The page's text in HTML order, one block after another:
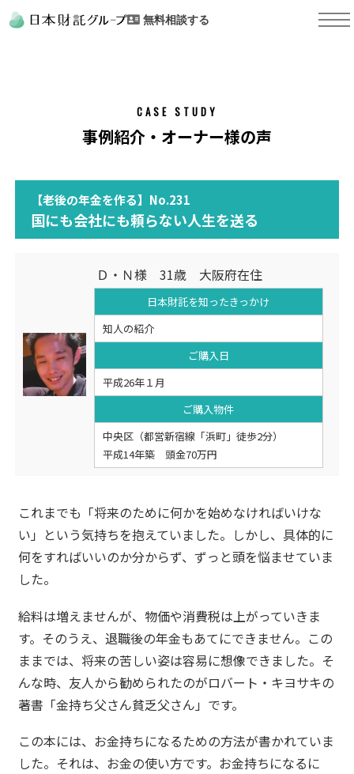
無料相談する
CASE STUDY
事例紹介・オーナー様の声
【老後の年金を作る】No.231
国にも会社にも頼らない人生を送る
Ｄ・Ｎ様 31歳 大阪府在住
日本財託を知ったきっかけ
知人の紹介
ご購入日
平成26年１月
ご購入物件
中央区（都営新宿線「浜町」徒歩2分）
平成14年築 頭金70万円
これまでも「将来のために何かを始めなければいけな
い」という気持ちを抱えていました。しかし、具体的に
何をすればいいのか分からず、ずっと頭を悩ませていま
した。
給料は増えませんが、物価や消費税は上がっていきま
す。そのうえ、退職後の年金もあてにできません。この
ままでは、将来の苦しい姿は容易に想像できました。そ
んな時、友人から勧められたのがロバート・キヨサキの
著書「金持ち父さん貧乏父さん」です。
この本には、お金持ちになるための方法が書かれていま
した。それは、お金の使い方です。お金持ちになるに